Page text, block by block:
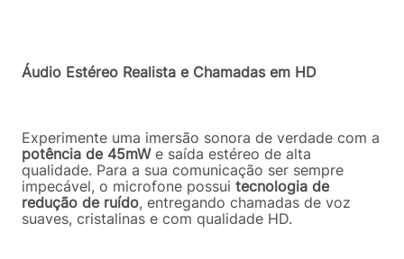
Áudio Estéreo Realista e Chamadas em HD
Experimente uma imersão sonora de verdade com a
potência de 45mWe saída estéreo de alta
qualidade. Para a sua comunicação ser sempre
impecável, o microfone possui tecnologia de
redução de ruído, entregando chamadas de voz
suaves, cristalinas e com qualidade HD.